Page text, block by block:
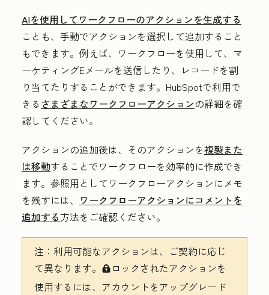
AIを使用してワークフローのアクションを生成する
ことも、手動でアクションを選択して追加すること
もできます。例えば、ワークフローを使用して、マ
ーケティングEメールを送信したり、レコードを割
り当てたりすることができます。HubSpotで利用で
きる さまざまなワークフローアクションの詳細を確
認してください。
アクションの追加後は、そのアクションを複製また
は移動することでワークフローを効率的に作成でき
ます。参照用としてワークフローアクションにメモ
を残すには、 ワークフローアクションにコメントを
追加する方法をご確認ください。
注： 利用可能なアクションは、ご契約に応じ
て異なります。
locked ロックされたアクションを
使用するには、アカウントをアップグレード